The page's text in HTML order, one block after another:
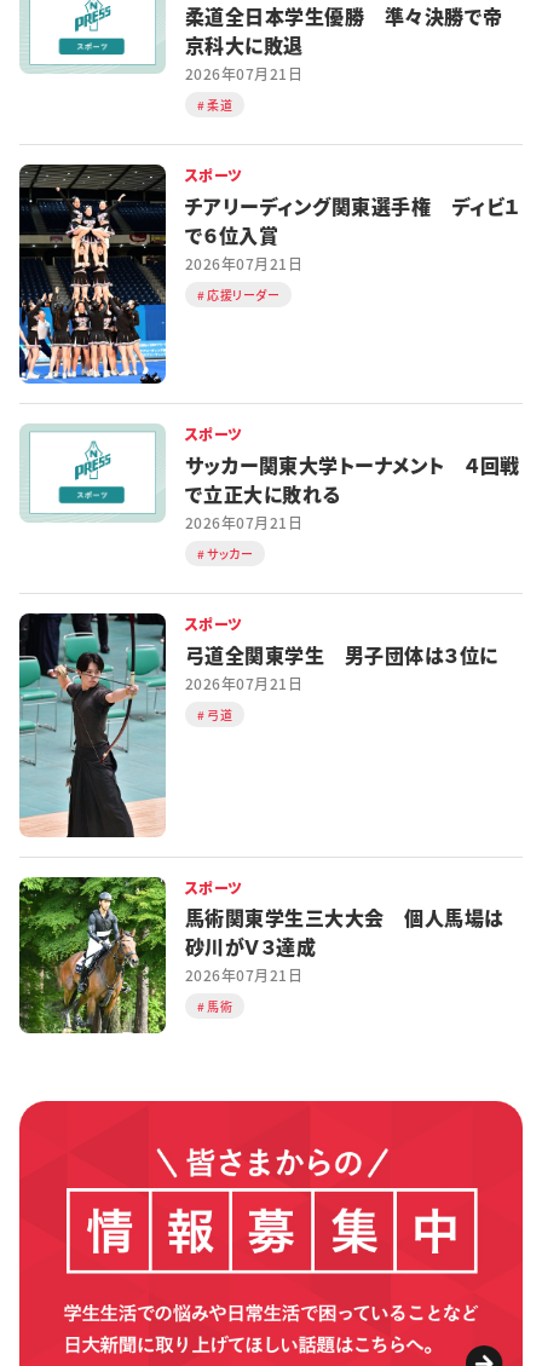
柔道全日本学生優勝 準々決勝で帝
京科大に敗退
2026年07月21日
柔道
スポーツ
チアリーディング関東選手権 ディビ１
で６位入賞
2026年07月21日
応援リーダー
スポーツ
サッカー関東大学トーナメント ４回戦
で立正大に敗れる
2026年07月21日
サッカー
スポーツ
弓道全関東学生 男子団体は３位に
2026年07月21日
弓道
スポーツ
馬術関東学生三大大会 個人馬場は
砂川がＶ３達成
2026年07月21日
馬術